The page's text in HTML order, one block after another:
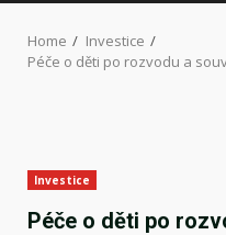
Home
Investice
Péče o děti po rozvodu a
Investice
Péče o děti po